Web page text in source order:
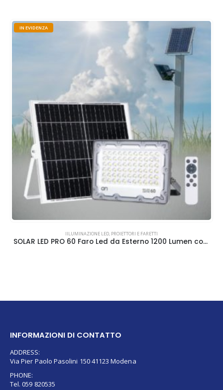
IN EVIDENZA
IILUMINAZIONE LED, PROIETTORI E FARETTI
SOLAR LED PRO 60 Faro Led da Esterno 1200 Lumen con Pannello Solare
INFORMAZIONI DI CONTATTO
ADDRESS:
Via Pier Paolo Pasolini 150 41123 Modena
PHONE:
Tel. 059 820535